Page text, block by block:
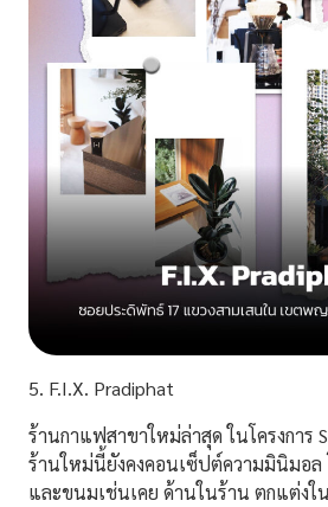
5. F.I.X. Pradiphat
ร้านกาแฟสาขาใหม่ล่าสุด ในโครงการ
ร้านใหม่นี้ยังคงคอนเซ็ปต์ความมินิมอล
และขนมเช่นเคย ด้านในร้าน ตกแต่งใ